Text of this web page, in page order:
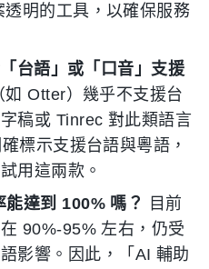
明的工具，以確保服務
台語」或「口音」支援
Otter）幾乎不支援台
稿或 Tinrec 對此類語言
標示支援台語與粵語，
用這兩款。
達到 100% 嗎？
目前
90%-95% 左右，仍受
影響。因此，「AI 輔助